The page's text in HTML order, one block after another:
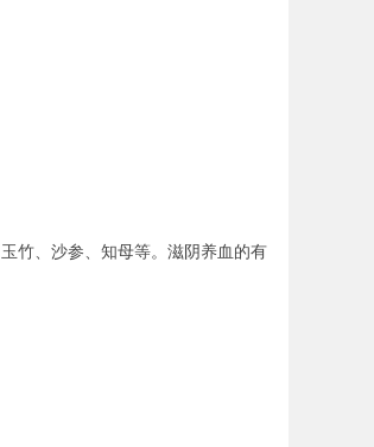
竹、沙参、知母等。滋阴养血的有